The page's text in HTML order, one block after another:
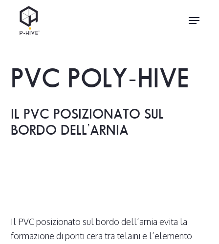
Menu
PVC POLY-HIVE
IL PVC POSIZIONATO SUL
BORDO DELL’ARNIA
Il PVC posizionato sul bordo dell’arnia evita la
formazione di ponti cera tra telaini e l’elemento